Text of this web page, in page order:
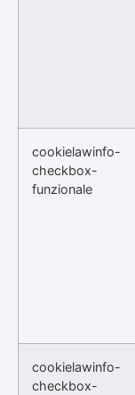
cookielawinfo-
checkbox-
funzionale
cookielawinfo-
checkbox-